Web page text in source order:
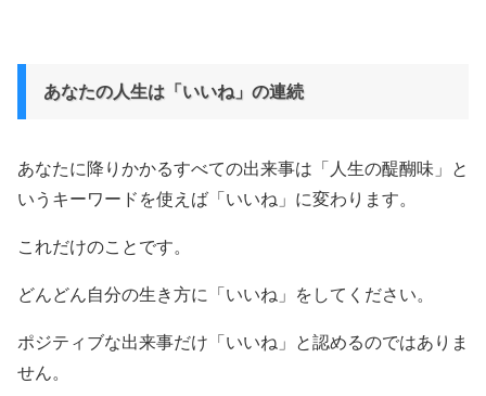
あなたの人生は「いいね」の連続
あなたに降りかかるすべての出来事は「人生の醍醐味」と
いうキーワードを使えば「いいね」に変わります。
これだけのことです。
どんどん自分の生き方に「いいね」をしてください。
ポジティブな出来事だけ「いいね」と認めるのではありま
せん。